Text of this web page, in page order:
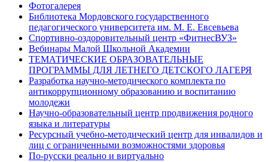
Фотогалерея
Библиотека Мордовского государственного
педагогического университета им. М. Е. Евсевьева
Спортивно-оздоровительный центр «ФитнесВУЗ»
Вебинары Малой Школьной Академии
ТЕМАТИЧЕСКИЕ ОБРАЗОВАТЕЛЬНЫЕ
ПРОГРАММЫ ДЛЯ ЛЕТНЕГО ДЕТСКОГО ЛАГЕРЯ
Разработка научно-методического комплекта по
антикоррупционному образованию и воспитанию
молодежи
Научно-образовательный центр продвижения родного
языка и литературы
Ресурсный учебно-методический центр для инвалидов и
лиц с ограниченными возможностями здоровья
По-русски реально и виртуально